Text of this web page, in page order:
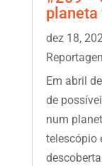
planeta
dez 18,
Em abril
de
num
telescópio